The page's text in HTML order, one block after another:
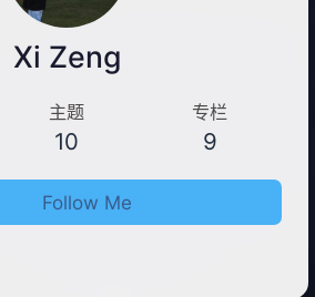
Xi Zeng
主题
10
专栏
9
Follow Me